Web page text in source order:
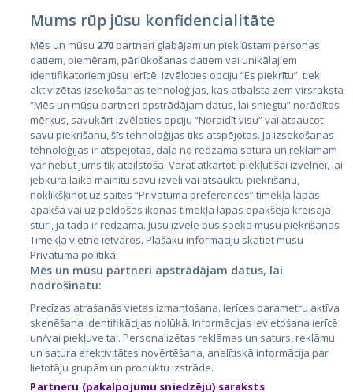
Valstis
Igaunija
Latvija
Lietuva
City24.lv
City24.ee
GetaPro.lv
GetaPro.ee
Skelbiu.lt
Autoplius.lt
Kainos.lt
Paslaugos.lt
auto24.ee
KV.ee
Osta.ee
Mums rūp jūsu konfidencialitāte
Mēs un mūsu 270partneri glabājam un piekļūstam personas
datiem, piemēram, pārlūkošanas datiem vai unikālajiem
identifikatoriem jūsu ierīcē. Izvēloties opciju “Es piekrītu”, tiek
aktivizētas izsekošanas tehnoloģijas, kas atbalsta zem virsraksta
“Mēs un mūsu partneri apstrādājam datus, lai sniegtu” norādītos
mērķus, savukārt izvēloties opciju “Noraidīt visu” vai atsaucot
savu piekrišanu, šīs tehnoloģijas tiks atspējotas. Ja izsekošanas
tehnoloģijas ir atspējotas, daļa no redzamā satura un reklāmām
var nebūt jums tik atbilstoša. Varat atkārtoti piekļūt šai izvēlnei, lai
jebkurā laikā mainītu savu izvēli vai atsauktu piekrišanu,
noklikšķinot uz saites “Privātuma preferences” tīmekļa lapas
apakšā vai uz peldošās ikonas tīmekļa lapas apakšējā kreisajā
stūrī, ja tāda ir redzama. Jūsu izvēle būs spēkā mūsu piekrišanas
Tīmekļa vietne ietvaros. Plašāku informāciju skatiet mūsu
Privātuma politikā.
Mēs un mūsu partneri apstrādājam datus, lai
nodrošinātu:
Precīzas atrašanās vietas izmantošana. Ierīces parametru aktīva
skenēšana identifikācijas nolūkā. Informācijas ievietošana ierīcē
un/vai piekļuve tai. Personalizētas reklāmas un saturs, reklāmu
un satura efektivitātes novērtēšana, analītiskā informācija par
lietotāju grupām un produktu izstrāde.
Partneru (pakalpojumu sniedzēju) saraksts